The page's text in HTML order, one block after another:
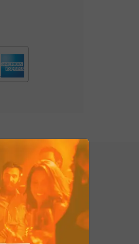
cucina Tex-
Tortilla Chip al
morso!